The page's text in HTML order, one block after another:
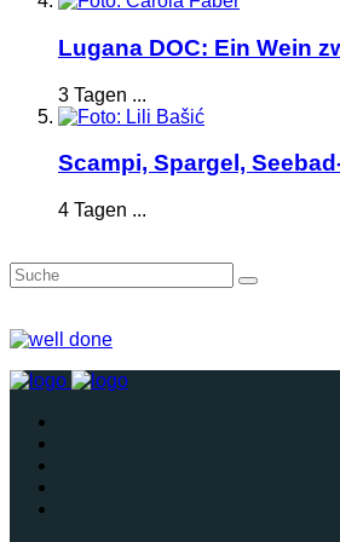
Lugana DOC: Ein Wein
3 Tagen ...
Scampi, Spargel,
4 Tagen ...